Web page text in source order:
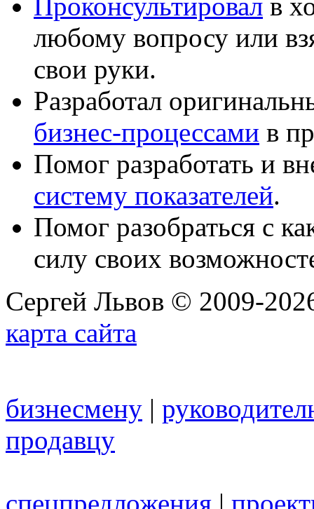
любому вопросу или
свои руки.
Разработал
бизнес-процессами в
Помог разработать и
систему показателей.
Помог разобраться с
силу своих
Сергей Львов © 2009-
карта сайта
бизнесмену |
продавцу